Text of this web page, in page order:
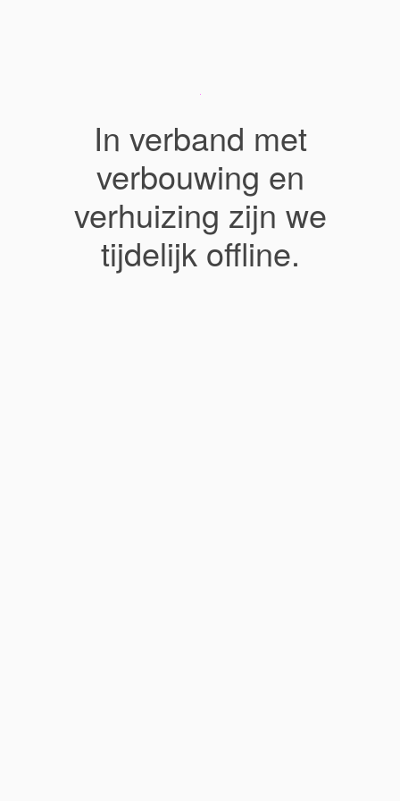
In verband met
verbouwing en
verhuizing zijn we
tijdelijk offline.